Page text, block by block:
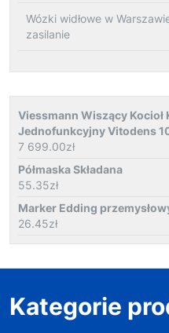
Wózki widłowe w
zasilanie
Viessmann Wiszący Kocioł
Jednofunkcyjny Vitodens
7 699.00zł
Półmaska Składana
55.35zł
Marker Edding
26.45zł
Kategorie